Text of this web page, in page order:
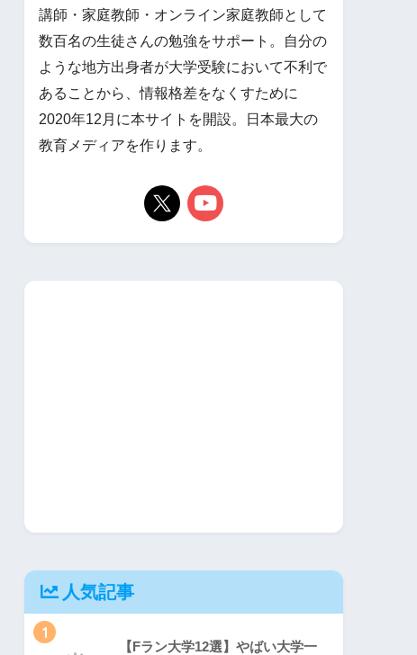
講師・家庭教師・オンライン家庭教師として
数百名の生徒さんの勉強をサポート。自分の
ような地方出身者が大学受験において不利で
あることから、情報格差をなくすために
2020年12月に本サイトを開設。日本最大の
教育メディアを作ります。
人気記事
1
【Fラン大学12選】やばい大学一